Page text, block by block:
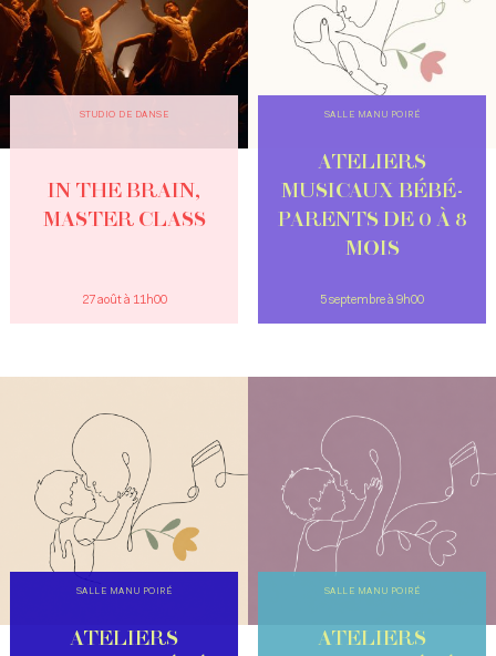
STUDIO DE DANSE
IN THE BRAIN,
MASTER CLASS
27 août à 11h00
SALLE MANU POIRÉ
ATELIERS
MUSICAUX BÉBÉ-
PARENTS DE 0 À 8
MOIS
5 septembre à 9h00
SALLE MANU POIRÉ
ATELIERS
SALLE MANU POIRÉ
ATELIERS